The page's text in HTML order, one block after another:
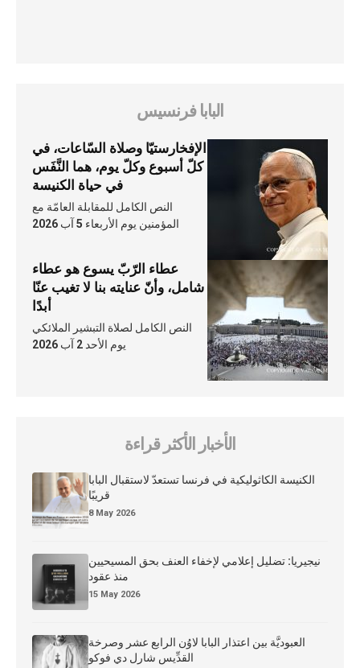
البابا فرنسيس
الإفخارستيّا وصلاة السّاعات، في
كلّ أسبوع وكلّ يوم، هما النَّفَس
في حياة الكنيسة
النص الكامل للمقابلة العامّة مع
المؤمنين يوم الأربعاء 5 آب 2026
عطاء الرّبّ يسوع هو عطاء
شامل، وأنّ عنايته بنا لا تغيب عنّا
أبدًا
النص الكامل لصلاة التبشير الملائكي
يوم الأحد 2 آب 2026
الأخبار الأكثر قراءة
الكنيسة الكاثوليكية في فرنسا تستعدّ لاستقبال البابا
قريبًا
8 May 2026
نيجيريا: تضليل إعلامي لإخفاء العنف بحق المسيحيين
منذ عقود
15 May 2026
العبوديَّة بين اعتذار البابا لاوُن الرابع عشر وصرخة
القدِّيس شارل دي فوكو